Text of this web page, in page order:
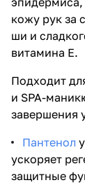
кожу рук за
ши и
витамина Е.
Подходит
и SPA-
завершения
Пантенол
ускоряет
защитные